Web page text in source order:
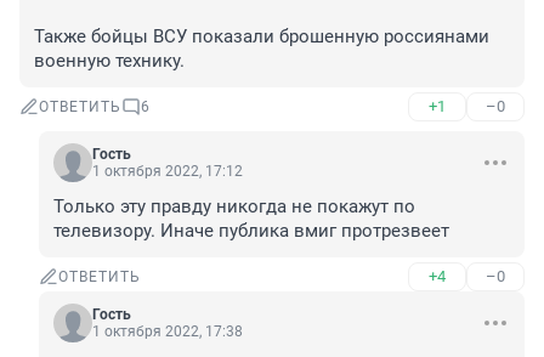
Также бойцы ВСУ показали брошенную россиянами
военную технику.
ОТВЕТИТЬ 6 +1 –0
Гость
1 октября 2022, 17:12
Только эту правду никогда не покажут по
телевизору. Иначе публика вмиг протрезвеет
ОТВЕТИТЬ +4 –0
Гость
1 октября 2022, 17:38